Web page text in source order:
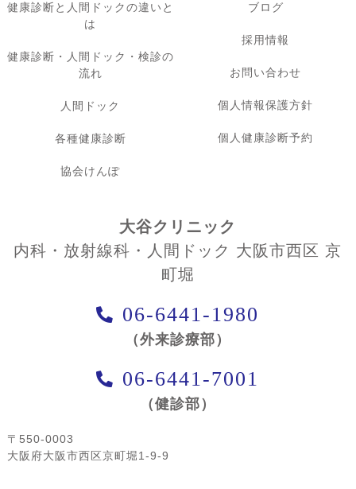
健康診断と人間ドックの違いと
は
健康診断・人間ドック・検診の
流れ
人間ドック
各種健康診断
協会けんぽ
ブログ
採用情報
お問い合わせ
個人情報保護方針
個人健康診断予約
大谷クリニック
内科・放射線科・人間ドック 大阪市西区 京
町堀
06-6441-1980
（外来診療部）
06-6441-7001
（健診部）
〒550-0003
大阪府大阪市西区京町堀1-9-9